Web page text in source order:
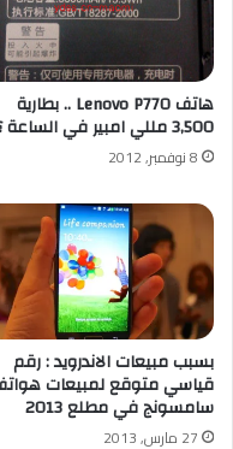
هاتف Lenovo P770 .. بطارية
3,500 مللي امبير في الساعة ؟
8 نوفمبر, 2012
بسبب مبيعات الاندرويد : رقم
قياسي متوقع لمبيعات
سامسونج في مطلع 2013
27 مارس, 2013